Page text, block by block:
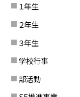
１年生
２年生
３年生
学校行事
部活動